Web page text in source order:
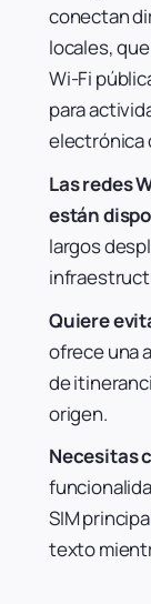
conectan
locales,
Wi-Fi
para
electrónica
Las redes
están
largos
Quiere
ofrece una
de
origen.
Necesitas
SIM
texto